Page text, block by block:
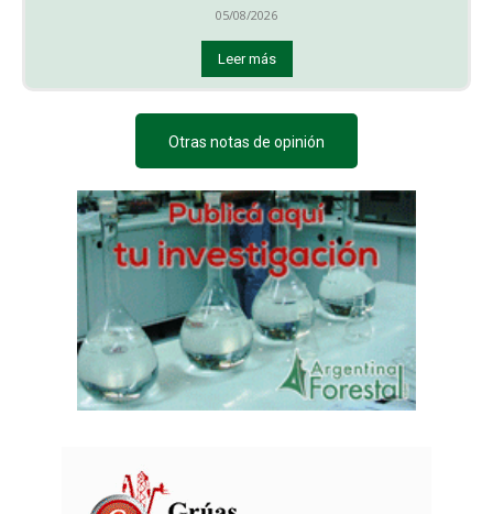
05/08/2026
Leer más
Otras notas de opinión